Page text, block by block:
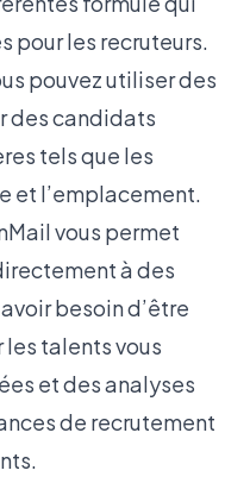
pour les recruteurs.
pouvez utiliser des
des candidats
tels que les
et l’emplacement.
vous permet
à des
besoin d’être
les talents vous
et des analyses
de recrutement